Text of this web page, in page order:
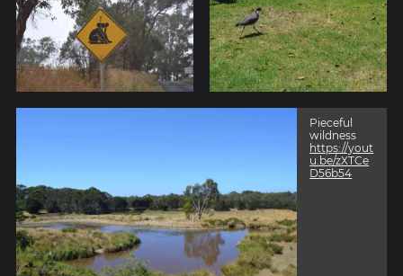
Pieceful
wildness
https://yout
u.be/zXTCe
D56b54